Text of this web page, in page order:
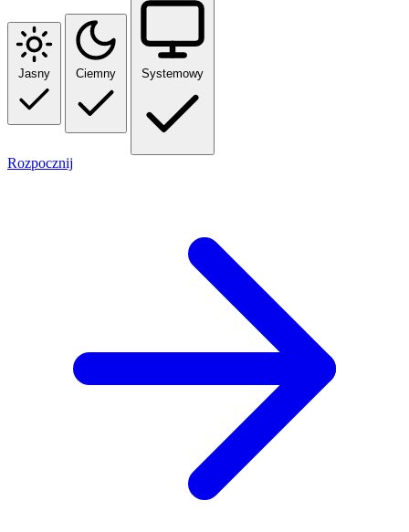
Jasny Ciemny Systemowy
Rozpocznij